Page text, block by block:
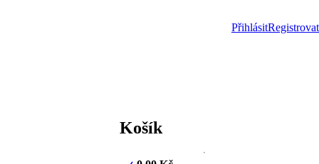
PřihlásitRegistrovat
Košík